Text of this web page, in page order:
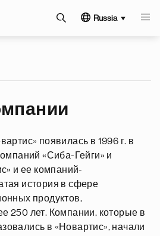
Russia
появилась в 1996 г. в
«Сиба-Гейги» и
и ее компаний-
история в сфере
продуктов,
250 лет. Компании, которые в
в «Новартис», начали